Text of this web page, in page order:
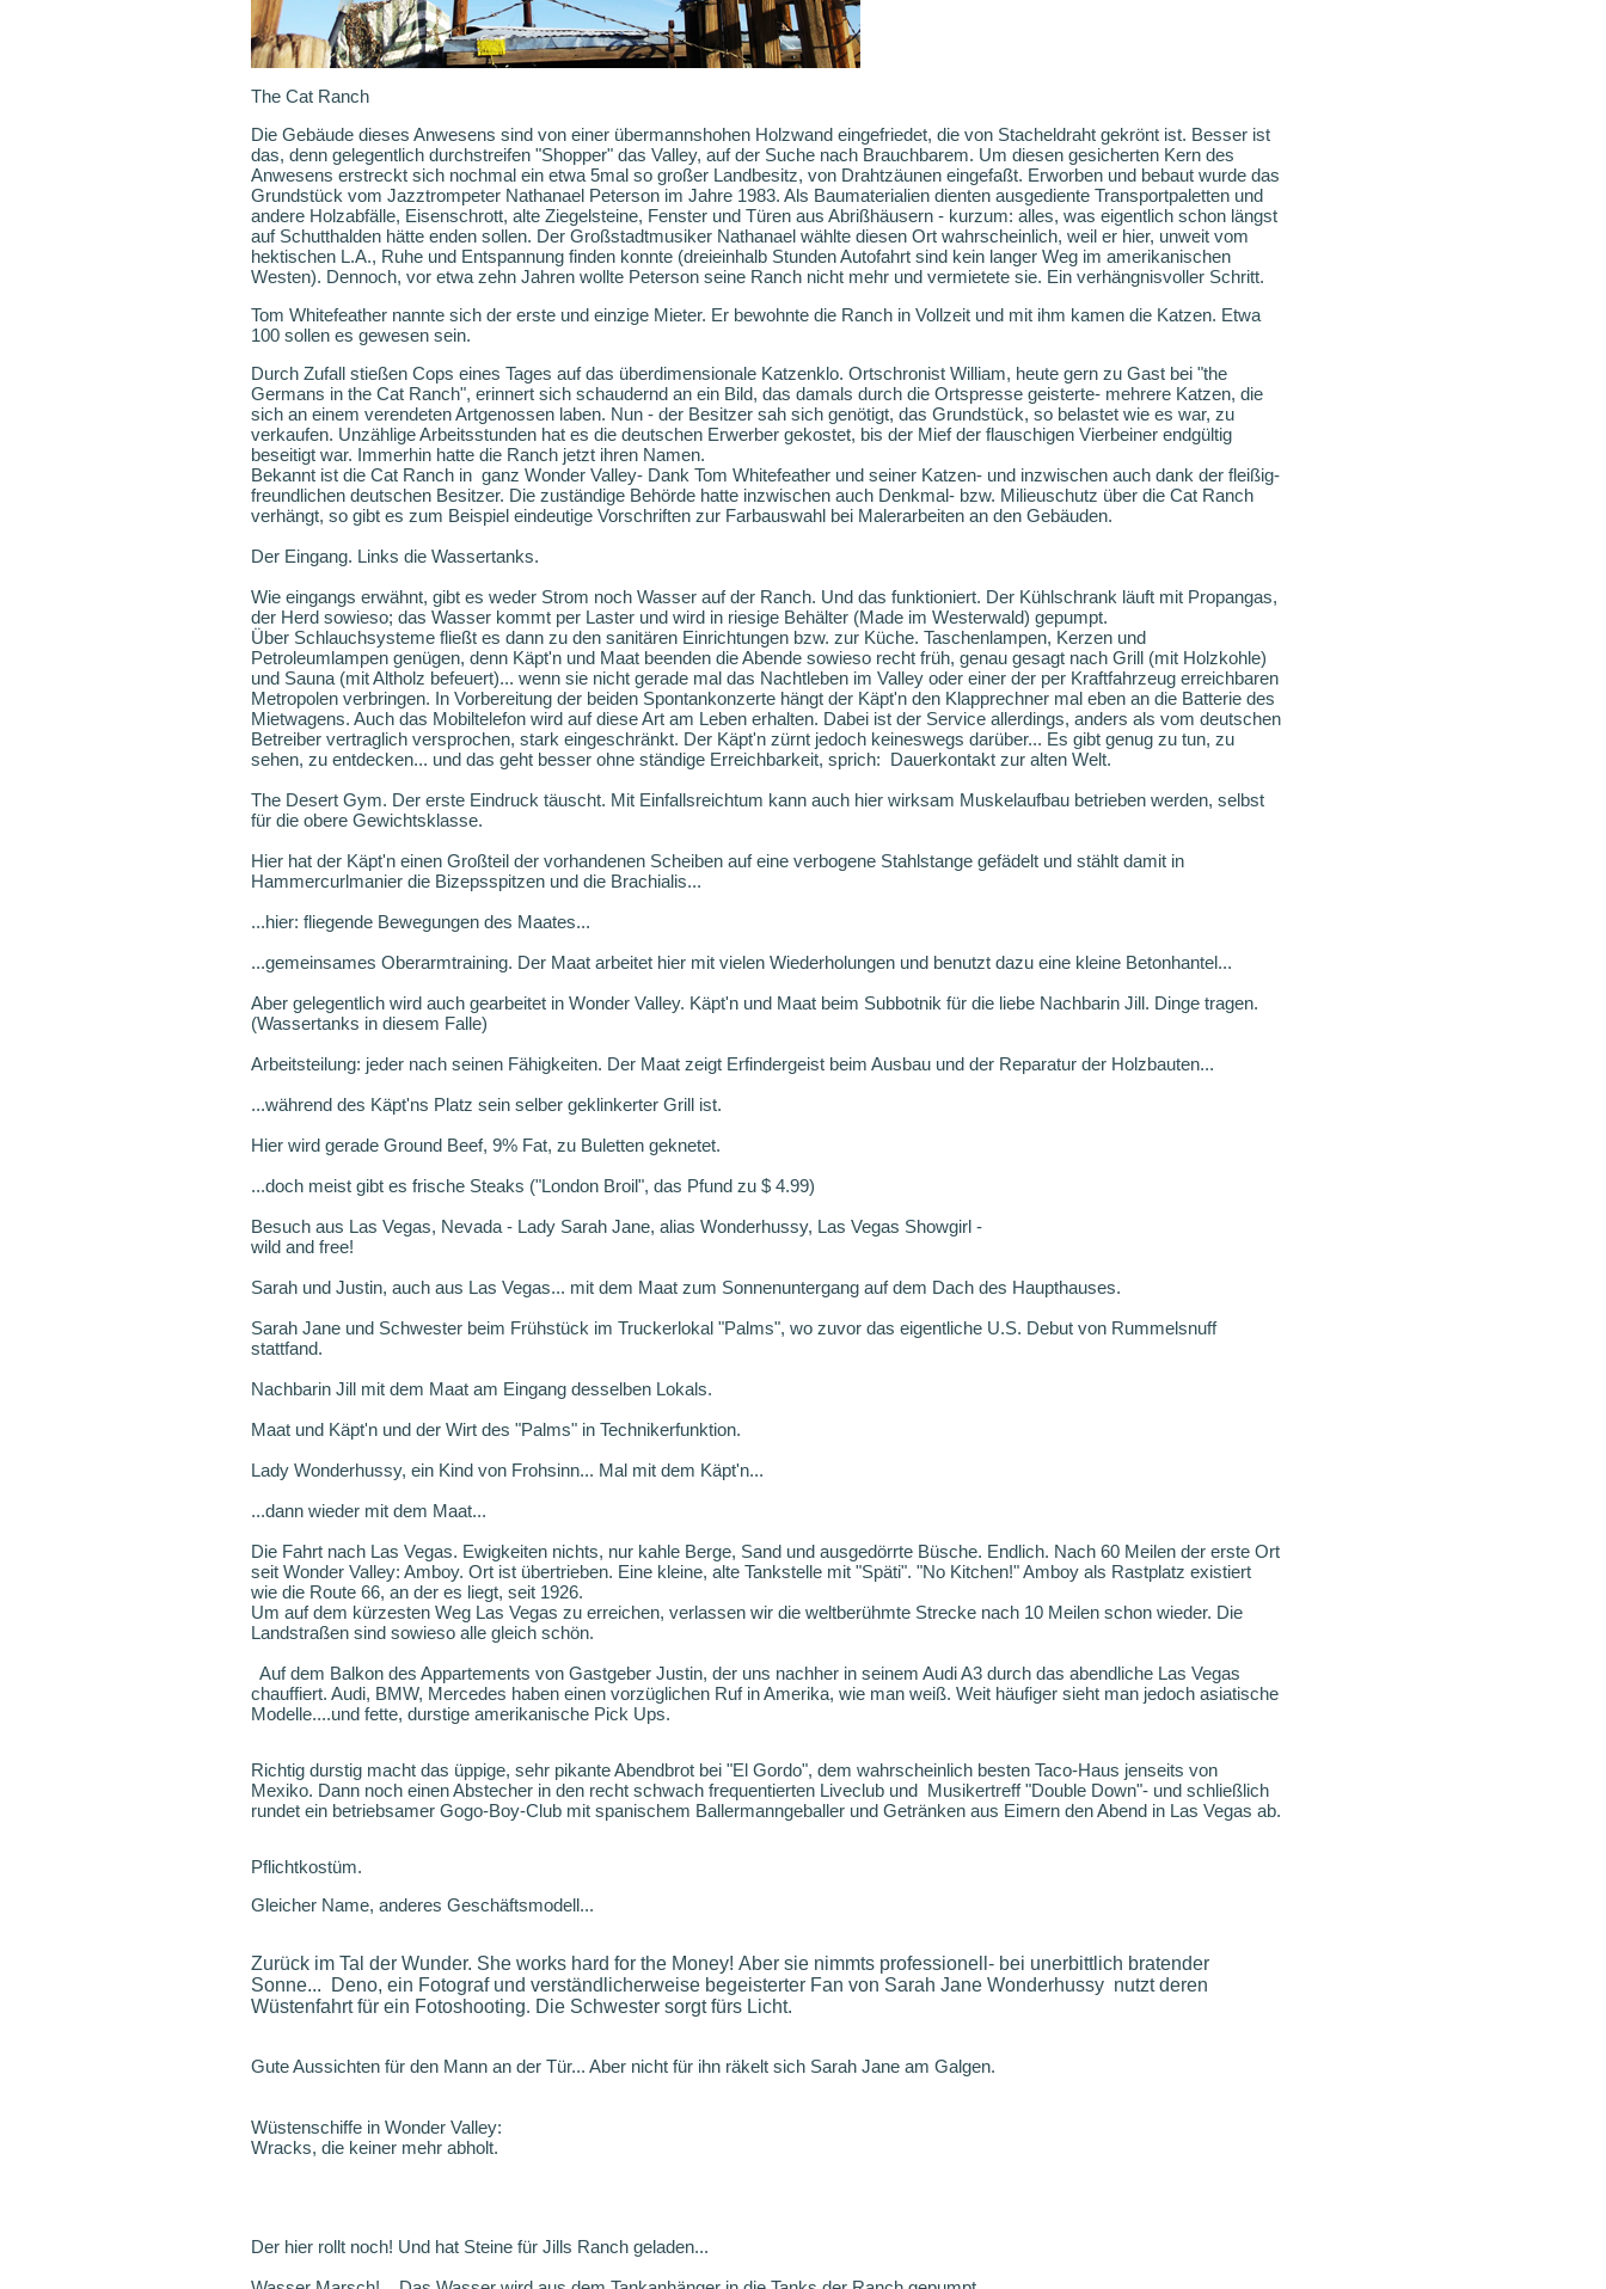
The Cat Ranch
Die Gebäude dieses Anwesens sind von einer übermannshohen Holzwand eingefriedet, die von Stacheldraht gekrönt ist. Besser ist
das, denn gelegentlich durchstreifen "Shopper" das Valley, auf der Suche nach Brauchbarem. Um diesen gesicherten Kern des
Anwesens erstreckt sich nochmal ein etwa 5mal so großer Landbesitz, von Drahtzäunen eingefaßt. Erworben und bebaut wurde das
Grundstück vom Jazztrompeter Nathanael Peterson im Jahre 1983. Als Baumaterialien dienten ausgediente Transportpaletten und
andere Holzabfälle, Eisenschrott, alte Ziegelsteine, Fenster und Türen aus Abrißhäusern - kurzum: alles, was eigentlich schon längst
auf Schutthalden hätte enden sollen. Der Großstadtmusiker Nathanael wählte diesen Ort wahrscheinlich, weil er hier, unweit vom
hektischen L.A., Ruhe und Entspannung finden konnte (dreieinhalb Stunden Autofahrt sind kein langer Weg im amerikanischen
Westen). Dennoch, vor etwa zehn Jahren wollte Peterson seine Ranch nicht mehr und vermietete sie. Ein verhängnisvoller Schritt.
Tom Whitefeather nannte sich der erste und einzige Mieter. Er bewohnte die Ranch in Vollzeit und mit ihm kamen die Katzen. Etwa
100 sollen es gewesen sein.
Durch Zufall stießen Cops eines Tages auf das überdimensionale Katzenklo. Ortschronist William, heute gern zu Gast bei "the
Germans in the Cat Ranch", erinnert sich schaudernd an ein Bild, das damals durch die Ortspresse geisterte- mehrere Katzen, die
sich an einem verendeten Artgenossen laben. Nun - der Besitzer sah sich genötigt, das Grundstück, so belastet wie es war, zu
verkaufen. Unzählige Arbeitsstunden hat es die deutschen Erwerber gekostet, bis der Mief der flauschigen Vierbeiner endgültig
beseitigt war. Immerhin hatte die Ranch jetzt ihren Namen.
Bekannt ist die Cat Ranch in ganz Wonder Valley- Dank Tom Whitefeather und seiner Katzen- und inzwischen auch dank der fleißig-
freundlichen deutschen Besitzer. Die zuständige Behörde hatte inzwischen auch Denkmal- bzw. Milieuschutz über die Cat Ranch
verhängt, so gibt es zum Beispiel eindeutige Vorschriften zur Farbauswahl bei Malerarbeiten an den Gebäuden.
Der Eingang. Links die Wassertanks.
Wie eingangs erwähnt, gibt es weder Strom noch Wasser auf der Ranch. Und das funktioniert. Der Kühlschrank läuft mit Propangas,
der Herd sowieso; das Wasser kommt per Laster und wird in riesige Behälter (Made im Westerwald) gepumpt.
Über Schlauchsysteme fließt es dann zu den sanitären Einrichtungen bzw. zur Küche. Taschenlampen, Kerzen und
Petroleumlampen genügen, denn Käpt'n und Maat beenden die Abende sowieso recht früh, genau gesagt nach Grill (mit Holzkohle)
und Sauna (mit Altholz befeuert)... wenn sie nicht gerade mal das Nachtleben im Valley oder einer der per Kraftfahrzeug erreichbaren
Metropolen verbringen. In Vorbereitung der beiden Spontankonzerte hängt der Käpt'n den Klapprechner mal eben an die Batterie des
Mietwagens. Auch das Mobiltelefon wird auf diese Art am Leben erhalten. Dabei ist der Service allerdings, anders als vom deutschen
Betreiber vertraglich versprochen, stark eingeschränkt. Der Käpt'n zürnt jedoch keineswegs darüber... Es gibt genug zu tun, zu
sehen, zu entdecken... und das geht besser ohne ständige Erreichbarkeit, sprich: Dauerkontakt zur alten Welt.
The Desert Gym. Der erste Eindruck täuscht. Mit Einfallsreichtum kann auch hier wirksam Muskelaufbau betrieben werden, selbst
für die obere Gewichtsklasse.
Hier hat der Käpt'n einen Großteil der vorhandenen Scheiben auf eine verbogene Stahlstange gefädelt und stählt damit in
Hammercurlmanier die Bizepsspitzen und die Brachialis...
...hier: fliegende Bewegungen des Maates...
...gemeinsames Oberarmtraining. Der Maat arbeitet hier mit vielen Wiederholungen und benutzt dazu eine kleine Betonhantel...
Aber gelegentlich wird auch gearbeitet in Wonder Valley. Käpt'n und Maat beim Subbotnik für die liebe Nachbarin Jill. Dinge tragen.
(Wassertanks in diesem Falle)
Arbeitsteilung: jeder nach seinen Fähigkeiten. Der Maat zeigt Erfindergeist beim Ausbau und der Reparatur der Holzbauten...
...während des Käpt'ns Platz sein selber geklinkerter Grill ist.
Hier wird gerade Ground Beef, 9% Fat, zu Buletten geknetet.
...doch meist gibt es frische Steaks ("London Broil", das Pfund zu $ 4.99)
Besuch aus Las Vegas, Nevada - Lady Sarah Jane, alias Wonderhussy, Las Vegas Showgirl -
wild and free!
Sarah und Justin, auch aus Las Vegas... mit dem Maat zum Sonnenuntergang auf dem Dach des Haupthauses.
Sarah Jane und Schwester beim Frühstück im Truckerlokal "Palms", wo zuvor das eigentliche U.S. Debut von Rummelsnuff
stattfand.
Nachbarin Jill mit dem Maat am Eingang desselben Lokals.
Maat und Käpt'n und der Wirt des "Palms" in Technikerfunktion.
Lady Wonderhussy, ein Kind von Frohsinn... Mal mit dem Käpt'n...
...dann wieder mit dem Maat...
Die Fahrt nach Las Vegas. Ewigkeiten nichts, nur kahle Berge, Sand und ausgedörrte Büsche. Endlich. Nach 60 Meilen der erste Ort
seit Wonder Valley: Amboy. Ort ist übertrieben. Eine kleine, alte Tankstelle mit "Späti". "No Kitchen!" Amboy als Rastplatz existiert
wie die Route 66, an der es liegt, seit 1926.
Um auf dem kürzesten Weg Las Vegas zu erreichen, verlassen wir die weltberühmte Strecke nach 10 Meilen schon wieder. Die
Landstraßen sind sowieso alle gleich schön.
Auf dem Balkon des Appartements von Gastgeber Justin, der uns nachher in seinem Audi A3 durch das abendliche Las Vegas
chauffiert. Audi, BMW, Mercedes haben einen vorzüglichen Ruf in Amerika, wie man weiß. Weit häufiger sieht man jedoch asiatische
Modelle....und fette, durstige amerikanische Pick Ups.
Richtig durstig macht das üppige, sehr pikante Abendbrot bei "El Gordo", dem wahrscheinlich besten Taco-Haus jenseits von
Mexiko. Dann noch einen Abstecher in den recht schwach frequentierten Liveclub und Musikertreff "Double Down"- und schließlich
rundet ein betriebsamer Gogo-Boy-Club mit spanischem Ballermanngeballer und Getränken aus Eimern den Abend in Las Vegas ab.
Pflichtkostüm.
Gleicher Name, anderes Geschäftsmodell...
Zurück im Tal der Wunder. She works hard for the Money! Aber sie nimmts professionell- bei unerbittlich bratender
Sonne... Deno, ein Fotograf und verständlicherweise begeisterter Fan von Sarah Jane Wonderhussy nutzt deren
Wüstenfahrt für ein Fotoshooting. Die Schwester sorgt fürs Licht.
Gute Aussichten für den Mann an der Tür... Aber nicht für ihn räkelt sich Sarah Jane am Galgen.
Wüstenschiffe in Wonder Valley:
Wracks, die keiner mehr abholt.
Der hier rollt noch! Und hat Steine für Jills Ranch geladen...